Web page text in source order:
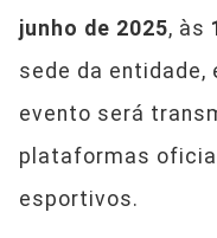
junho de 2025, às
sede da entidade,
evento será
plataformas
esportivos.